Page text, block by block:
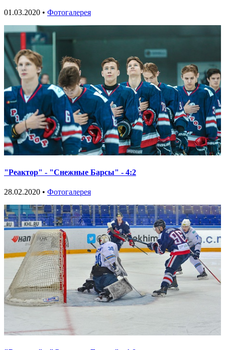
01.03.2020 • Фотогалерея
"Реактор" - "Снежные Барсы" - 4:2
28.02.2020 • Фотогалерея